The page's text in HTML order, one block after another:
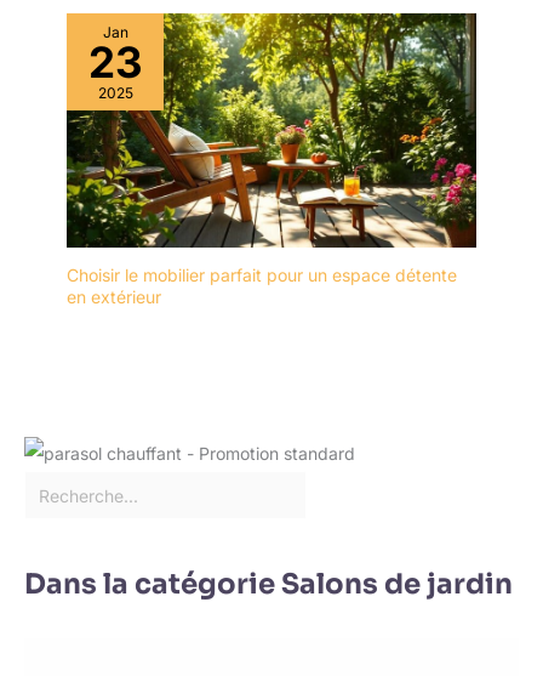
Jan
23
2025
Choisir le mobilier parfait pour un espace détente
en extérieur
Dans la catégorie Salons de jardin